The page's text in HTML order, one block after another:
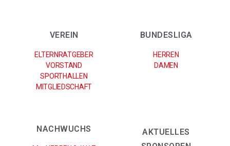
VEREIN
ELTERNRATGEBER
VORSTAND
SPORTHALLEN
MITGLIEDSCHAFT
BUNDESLIGA
HERREN
DAMEN
NACHWUCHS
AKTUELLES